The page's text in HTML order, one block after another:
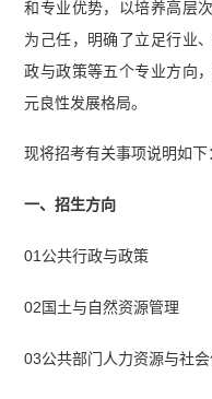
和专业优势，以培养高层
为己任，明确了立足行业
政与政策等五个专业方向
元良性发展格局。
现将招考有关事项说明如下
一、招生方向
01公共行政与政策
02国土与自然资源管理
03公共部门人力资源与社